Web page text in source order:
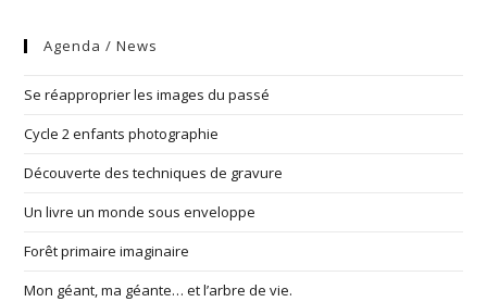
Agenda / News
Se réapproprier les images du passé
Cycle 2 enfants photographie
Découverte des techniques de gravure
Un livre un monde sous enveloppe
Forêt primaire imaginaire
Mon géant, ma géante… et l’arbre de vie.